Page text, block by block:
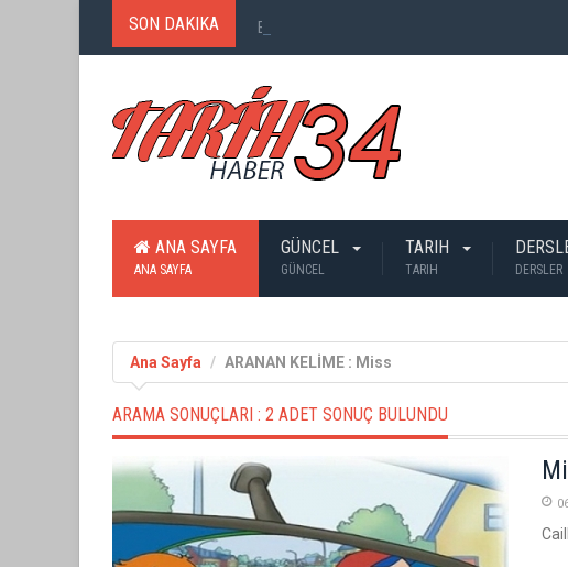
SON DAKIKA Birinci Dünya Savaşı`nda Ne Kadar İnsan Öldü?
ANA SAYFA
ANA SAYFA
GÜNCEL
GÜNCEL
TARIH
TARIH DERSLER
Ana Sayfa ARANAN KELİME : Miss
ARAMA SONUÇLARI : 2 ADET SONUÇ BULUNDU